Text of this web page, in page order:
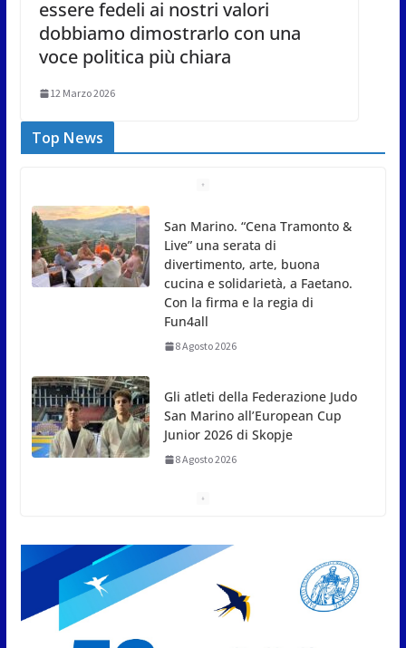
essere fedeli ai nostri valori
dobbiamo dimostrarlo con una
voce politica più chiara
12 Marzo 2026
Top News
Gli atleti della Federazione Judo
San Marino all’European Cup
Junior 2026 di Skopje
8 Agosto 2026
L’arte perde uno dei suoi maestri: si è spento a 91
8 Agosto 2026
A Oltremare 2.0 a Riccione in migliaia per
incontrare i DinsiemE
Femminile: quattro Primavera
aggregate alla Prima Squadra
8 Agosto 2026